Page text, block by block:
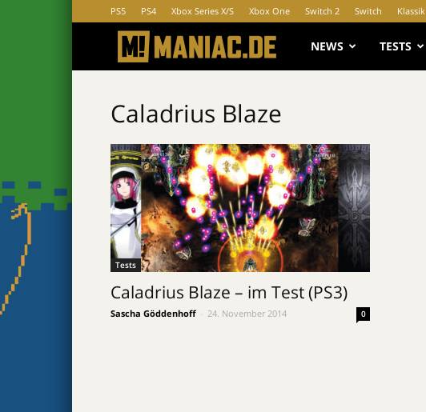
PS5 PS4 Xbox Series X/S Xbox One Switch 2 Switch Klassik
MANIAC.de
NEWS TESTS
Caladrius Blaze
Tests
Caladrius Blaze – im Test (PS3)
Sascha Göddenhoff 24. November 2014 0